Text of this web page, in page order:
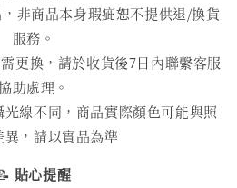
非商品本身瑕疵恕不提供退/換貨
服務。
更換，請於收貨後7日內聯繫客服
助處理。
光線不同，商品實際顏色可能與照
異，請以實品為準
貼心提醒